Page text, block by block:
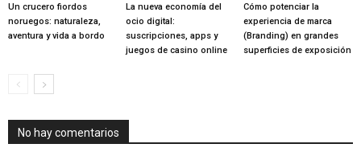
Un crucero fiordos
noruegos: naturaleza,
aventura y vida a bordo
La nueva economía del
ocio digital:
suscripciones, apps y
juegos de casino online
Cómo potenciar la
experiencia de marca
(Branding) en grandes
superficies de exposición
No hay comentarios